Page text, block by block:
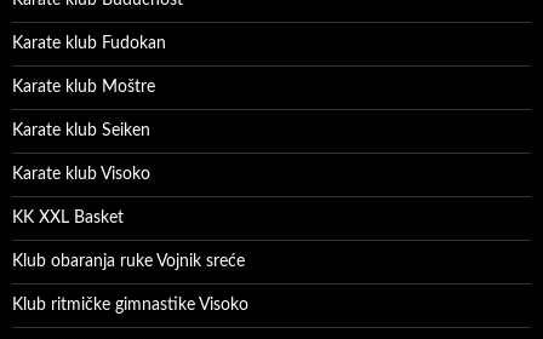
Karate klub Fudokan
Karate klub Moštre
Karate klub Seiken
Karate klub Visoko
KK XXL Basket
Klub obaranja ruke Vojnik sreće
Klub ritmičke gimnastike Visoko